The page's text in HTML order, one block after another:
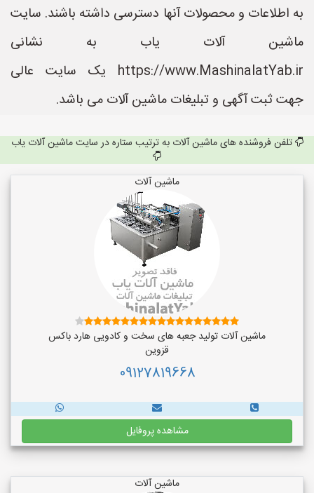
به اطلاعات و محصولات آنها دسترسی داشته باشند. سایت
ماشین آلات یاب به نشانی
https://www.MashinalatYab.ir یک سایت عالی
جهت ثبت آگهی و تبلیغات ماشین آلات می باشد.
تلفن فروشنده های ماشین آلات به ترتیب ستاره در سایت ماشین آلات یاب
ماشین آلات
ماشین آلات تولید جعبه های سخت و کادویی هارد باکس
قزوین
09127819668
مشاهده پروفایل
ماشین آلات